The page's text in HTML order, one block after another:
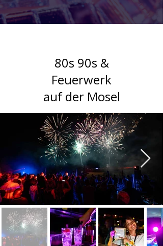
80s 90s &
Feuerwerk
auf der Mosel